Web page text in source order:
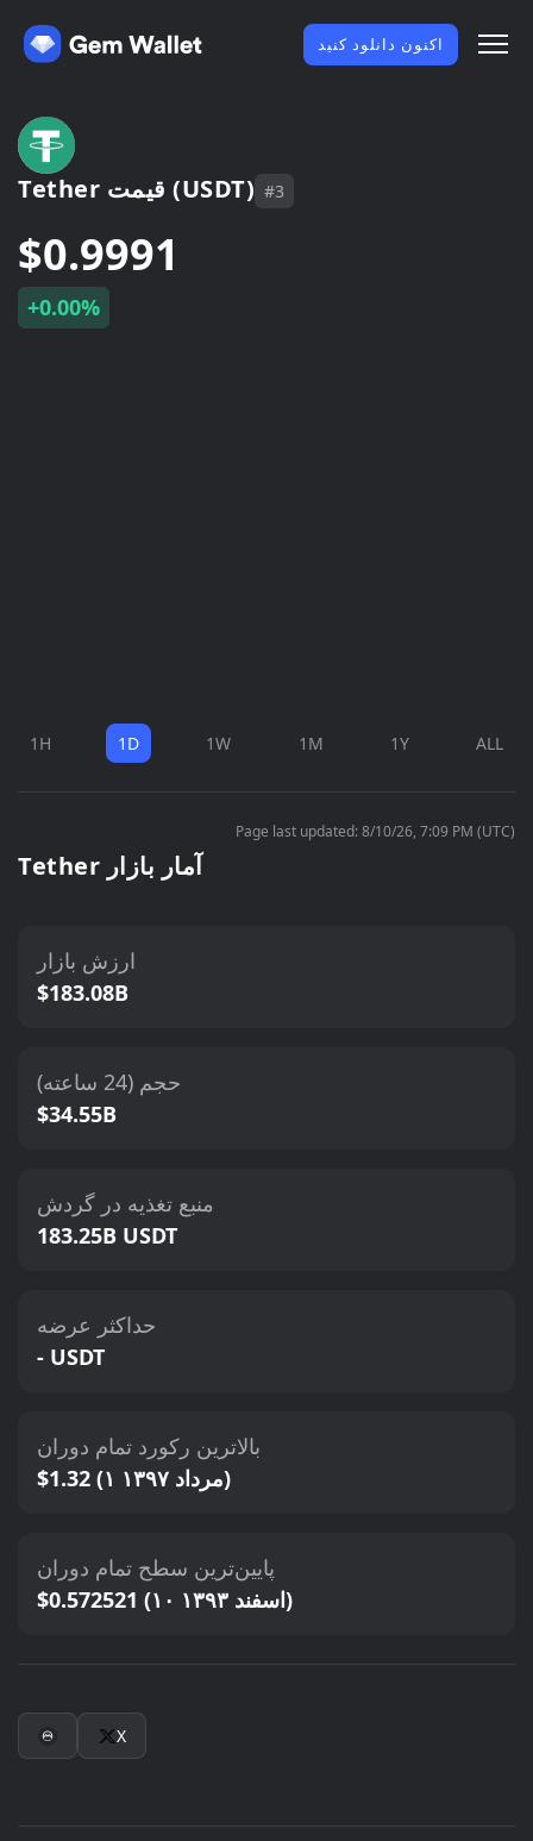
اکنون دانلود کنید
Tether قیمت (USDT) #3
$0.9991
+0.00%
1H 1D 1W 1M 1Y ALL
Page last updated: 8/10/26, 7:09 PM (UTC)
Tether آمار بازار
ارزش بازار
$183.08B
حجم (24 ساعته)
$34.55B
منبع تغذیه در گردش
183.25B USDT
حداکثر عرضه
- USDT
بالاترین رکورد تمام دوران
$1.32 (۱ مرداد ۱۳۹۷)
پایین‌ترین سطح تمام دوران
$0.572521 (۱۰ اسفند ۱۳۹۳)
X